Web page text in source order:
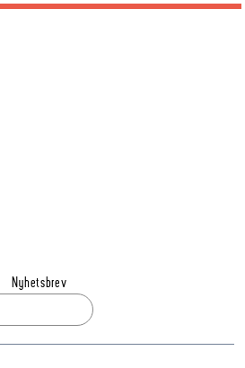
Nyhetsbrev